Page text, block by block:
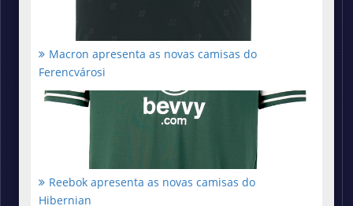
Macron apresenta as novas camisas do
Ferencvárosi
Reebok apresenta as novas camisas do
Hibernian